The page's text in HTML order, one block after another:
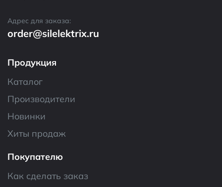
Адрес для заказа:
order@silelektrix.ru
Продукция
Каталог
Производители
Новинки
Хиты продаж
Покупателю
Как сделать заказ